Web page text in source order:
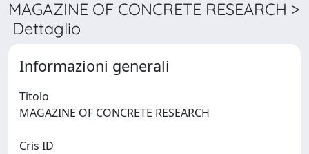
MAGAZINE OF CONCRETE RESEARCH >
Dettaglio
Informazioni generali
Titolo
Cris ID